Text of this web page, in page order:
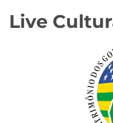
Live